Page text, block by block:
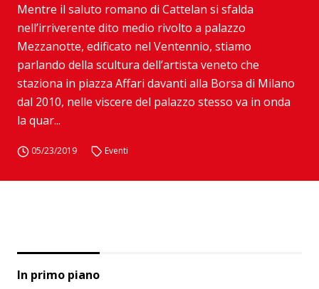
Mentre il saluto romano di Cattelan si sfalda
nell’irriverente dito medio rivolto a palazzo
Mezzanotte, edificato nel Ventennio, stiamo
parlando della scultura dell’artista veneto che
staziona in piazza Affari davanti alla Borsa di Milano
dal 2010, nelle viscere del palazzo stesso va in onda
la quar...
05/23/2019 Eventi
In primo piano